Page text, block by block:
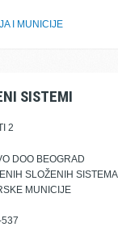
I MUNICIJE
SISTEMI
2
DOO BEOGRAD
SLOŽENIH
MUNICIJE